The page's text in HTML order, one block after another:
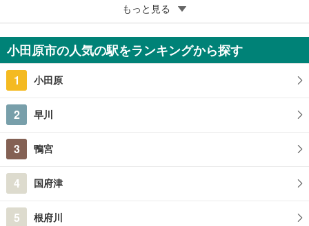
成約でもらえる
小田原市城山3丁目
1億3,800万円
2LDK＋3S
もっと見る
小田原市の人気の駅をランキングから探す
1 小田原
2 早川
3 鴨宮
4 国府津
5 根府川